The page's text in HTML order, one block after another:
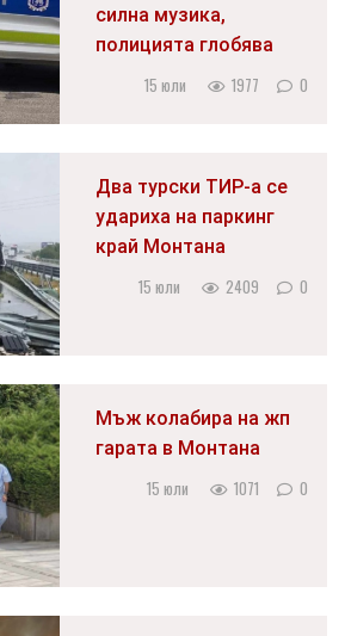
силна музика,
полицията глобява
15 юли 1977 0
Два турски ТИР-а се
удариха на паркинг
край Монтана
15 юли 2409 0
Мъж колабира на жп
гарата в Монтана
15 юли 1071 0